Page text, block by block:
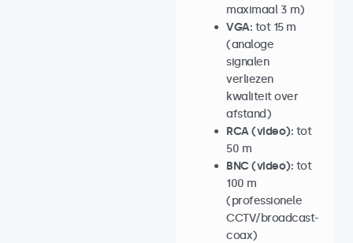
maximaal 3 m)
VGA: tot 15 m
(analoge
signalen
verliezen
kwaliteit over
afstand)
RCA (video): tot
50 m
BNC (video): tot
100 m
(professionele
CCTV/broadcast-
coax)